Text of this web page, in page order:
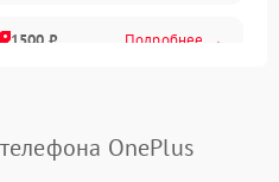
1500 ₽ Подробнее →
4000 ₽ Подробнее →
OnePlus